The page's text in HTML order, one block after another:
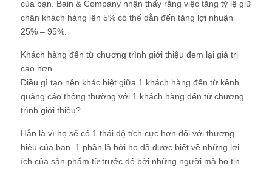
của bạn. Bain & Company nhận thấy rằng việc tăng tỷ lệ giữ
chân khách hàng lên 5% có thể dẫn đến tăng lợi nhuận
25% – 95%.
Khách hàng đến từ chương trình giới thiệu đem lại giá trị
cao hơn.
Điều gì tạo nên khác biệt giữa 1 khách hàng đến từ kênh
quảng cáo thông thường với 1 khách hàng đến từ chương
trình giới thiệu?
Hẳn là vì họ sẽ có 1 thái độ tích cực hơn đối với thương
hiệu của bạn. 1 phần là bởi họ đã được biết về những lợi
ích của sản phẩm từ trước đó bởi những người mà họ tin